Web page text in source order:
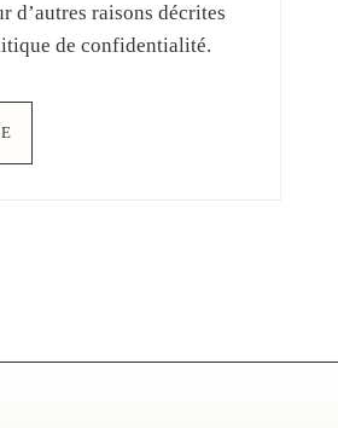
d’autres raisons décrites
de confidentialité.